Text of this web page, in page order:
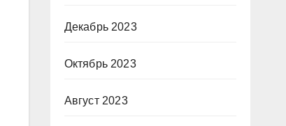
Декабрь 2023
Октябрь 2023
Август 2023